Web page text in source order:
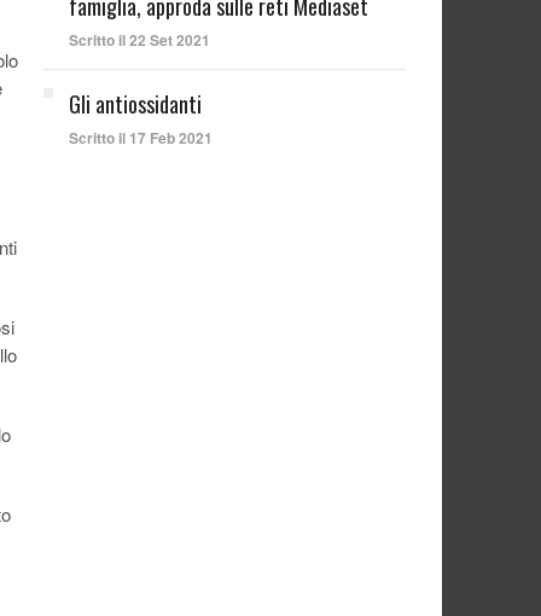
Scritto il 22 Set 2021
Gli antiossidanti
Scritto il 17 Feb 2021